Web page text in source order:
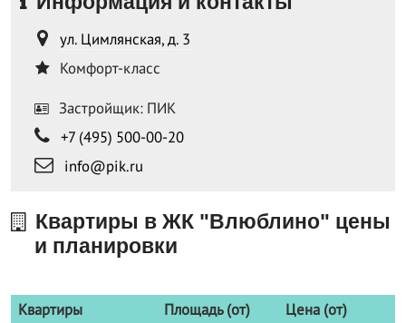
ул. Цимлянская, д. 3
Комфорт-класс
Застройщик: ПИК
+7 (495) 500-00-20
info@pik.ru
Квартиры в ЖК "Влюблино" цены
и планировки
Квартиры Площадь (от)
Цена (от)